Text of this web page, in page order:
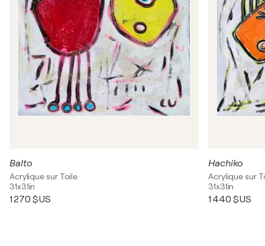
Balto
Acrylique sur Toile
31x31in
1 270 $US
Hachiko
Acrylique sur
31x31in
1 440 $US